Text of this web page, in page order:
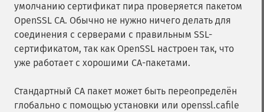
умолчанию сертификат пира проверяется пакетом
OpenSSL CA. Обычно не нужно ничего делать для
соединения с серверами с правильным SSL-
сертификатом, так как OpenSSL настроен так, что
уже работает с хорошими CA-пакетами.
Стандартный CA пакет может быть переопределён
глобально с помощью установки или openssl.cafile